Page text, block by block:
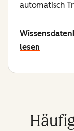
automatisch
lesen